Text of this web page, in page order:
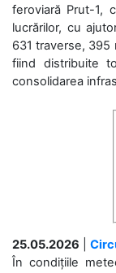
feroviară Prut-1,
lucrărilor, cu
631 traverse, 395
fiind distribuite
consolidarea
25.05.2026
În condițiile